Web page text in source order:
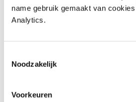
name gebruik gemaakt van
Analytics.
Noodzakelijk
Voorkeuren
Artikelnummer: 17360
Veritas